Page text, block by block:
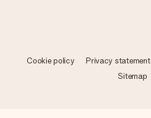
Cookie policy Privacy statement
Sitemap